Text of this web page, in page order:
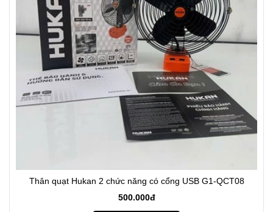
Thân quạt Hukan 2 chức năng có cổng USB G1-QCT08
500.000đ